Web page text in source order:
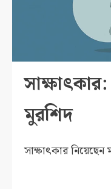
মুরশিদ
সাক্ষাৎকার